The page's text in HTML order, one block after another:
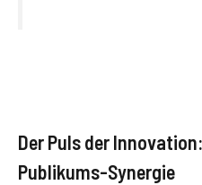
Der Puls der
Publikums-Synergie